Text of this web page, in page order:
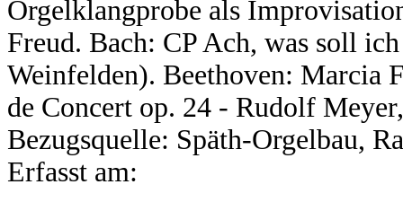
Orgelklangprobe als
Freud. Bach: CP Ach, was soll
Weinfelden). Beethoven: Marcia
de Concert op. 24 - Rudolf
Bezugsquelle: Späth-Orgelbau,
Erfasst am: